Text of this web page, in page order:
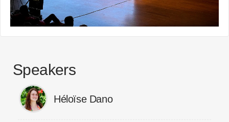
Speakers
Héloïse Dano